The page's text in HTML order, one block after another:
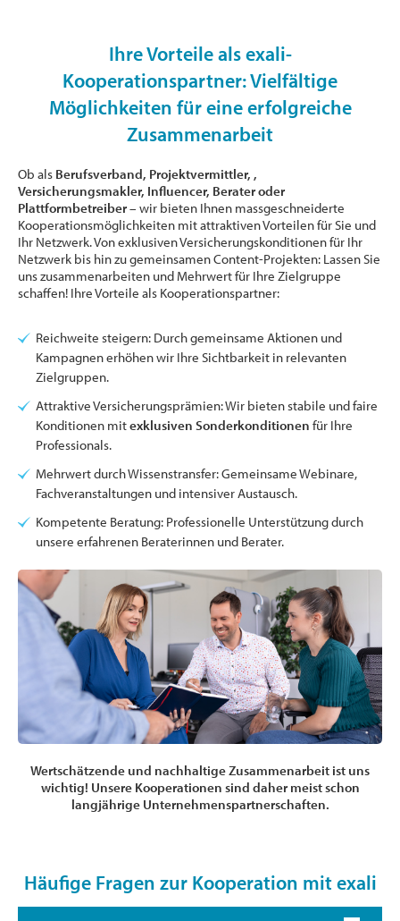
Ihre Vorteile als exali-
Kooperationspartner: Vielfältige
Möglichkeiten für eine erfolgreiche
Zusammenarbeit
Ob als Berufsverband, Projektvermittler, ,
Versicherungsmakler, Influencer, Berater oder
Plattformbetreiber– wir bieten Ihnen massgeschneiderte
Kooperationsmöglichkeiten mit attraktiven Vorteilen für Sie und
Ihr Netzwerk. Von exklusiven Versicherungskonditionen für Ihr
Netzwerk bis hin zu gemeinsamen Content-Projekten: Lassen Sie
uns zusammenarbeiten und Mehrwert für Ihre Zielgruppe
schaffen! Ihre Vorteile als Kooperationspartner:
Reichweite steigern: Durch gemeinsame Aktionen und
Kampagnen erhöhen wir Ihre Sichtbarkeit in relevanten
Zielgruppen.
Attraktive Versicherungsprämien: Wir bieten stabile und faire
Konditionen mitexklusiven Sonderkonditionen für Ihre
Professionals.
Mehrwert durch Wissenstransfer: Gemeinsame Webinare,
Fachveranstaltungen und intensiver Austausch.
Kompetente Beratung: Professionelle Unterstützung durch
unsere erfahrenen Beraterinnen und Berater.
Wertschätzende und nachhaltige Zusammenarbeit ist uns
wichtig! Unsere Kooperationen sind daher meist schon
langjährige Unternehmenspartnerschaften.
Häufige Fragen zur Kooperation mit exali